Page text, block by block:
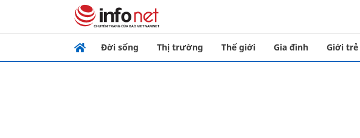
Đời sống Thị trường Thế giới Gia đình Giới trẻ